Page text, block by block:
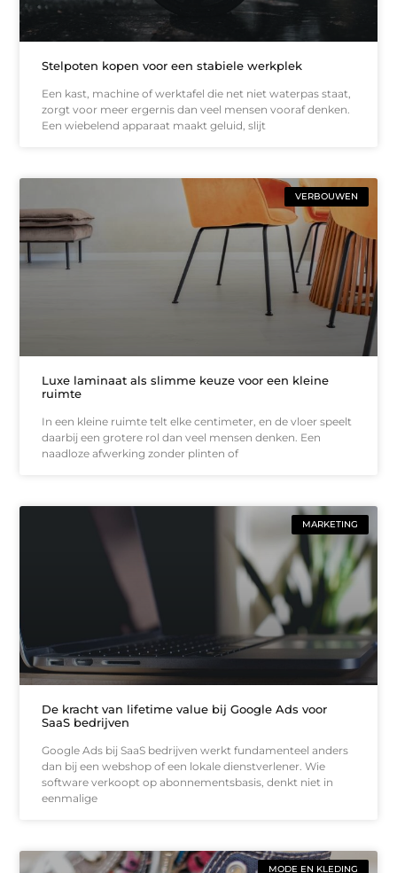
Stelpoten kopen voor een stabiele werkplek
Een kast, machine of werktafel die net niet waterpas staat,
zorgt voor meer ergernis dan veel mensen vooraf denken.
Een wiebelend apparaat maakt geluid, slijt
VERBOUWEN
Luxe laminaat als slimme keuze voor een kleine
ruimte
In een kleine ruimte telt elke centimeter, en de vloer speelt
daarbij een grotere rol dan veel mensen denken. Een
naadloze afwerking zonder plinten of
MARKETING
De kracht van lifetime value bij Google Ads voor
SaaS bedrijven
Google Ads bij SaaS bedrijven werkt fundamenteel anders
dan bij een webshop of een lokale dienstverlener. Wie
software verkoopt op abonnementsbasis, denkt niet in
eenmalige
MODE EN KLEDING